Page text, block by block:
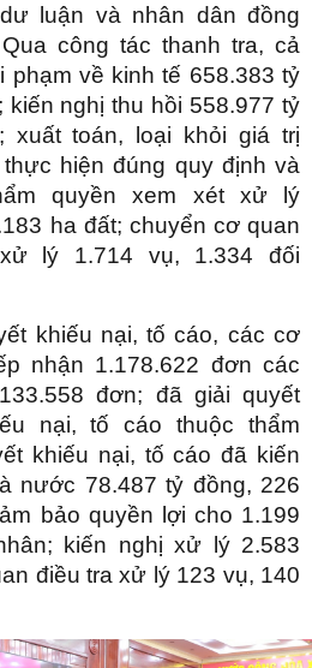
luận và nhân dân đồng
công tác thanh tra, cả
phạm về kinh tế 658.383 tỷ
kiến nghị thu hồi 558.977 tỷ
xuất toán, loại khỏi giá trị
hiện đúng quy định và
quyền xem xét xử lý
ha đất; chuyển cơ quan
lý 1.714 vụ, 1.334 đối
khiếu nại, tố cáo, các cơ
nhận 1.178.622 đơn các
đơn; đã giải quyết
nại, tố cáo thuộc thẩm
khiếu nại, tố cáo đã kiến
nước 78.487 tỷ đồng, 226
bảo quyền lợi cho 1.199
kiến nghị xử lý 2.583
điều tra xử lý 123 vụ, 140